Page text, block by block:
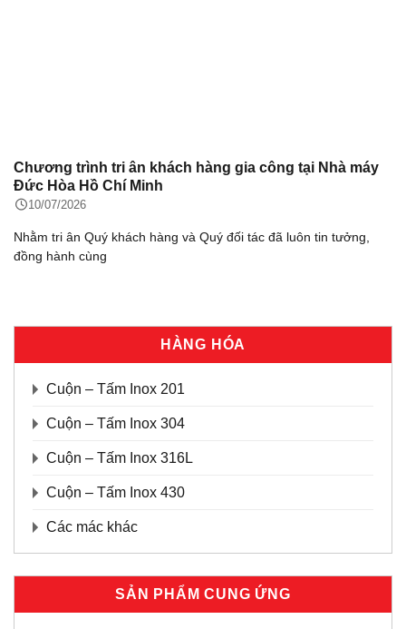
Inox Việt Nam thông báo quyết định sáp nhập Chi
nhánh Hồ Chí Minh vào Nhà máy Đức Hòa Hồ Chí
10/07/2026
Nhằm nâng cao hiệu quả quản trị, tối ưu hoạt động vận hành
tăng cường năng
HÀNG HÓA
Cuộn – Tấm Inox 201
Cuộn – Tấm Inox 304
Cuộn – Tấm Inox 316L
Cuộn – Tấm Inox 430
Các mác khác
SẢN PHẨM CUNG ỨNG